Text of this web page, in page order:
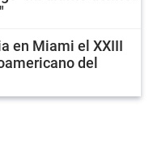
en Miami el XXIII
del